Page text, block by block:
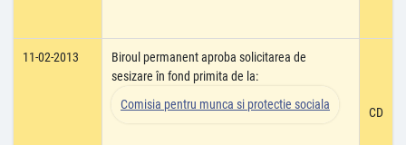
11-02-2013
Biroul permanent aproba solicitarea de
sesizare în fond primita de la:
Comisia pentru munca si protectie sociala
CD